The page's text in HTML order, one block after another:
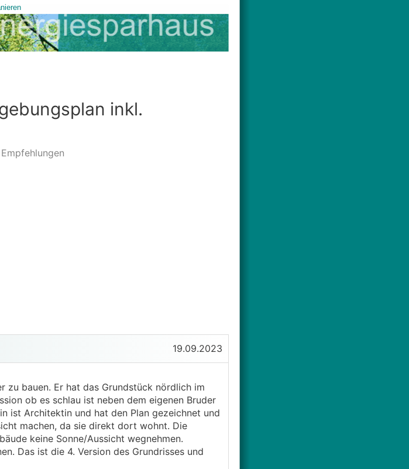
inkl.
Empfehlungen
19.09.2023
zu bauen. Er hat das Grundstück nördlich im
ob es schlau ist neben dem eigenen Bruder
ist Architektin und hat den Plan gezeichnet und
machen, da sie direkt dort wohnt. Die
keine Sonne/Aussicht wegnehmen.
Das ist die 4. Version des Grundrisses und